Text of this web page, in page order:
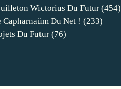
Wictorius Du Futur (454)
Capharnaüm Du Net ! (233)
Du Futur (76)